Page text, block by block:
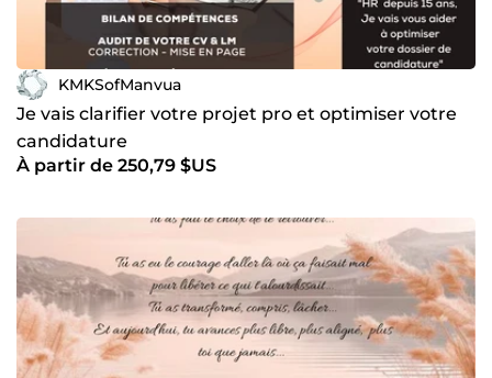
KMKSofManvua
Je vais clarifier votre projet pro et optimiser votre
candidature
À partir de 250,79 $US